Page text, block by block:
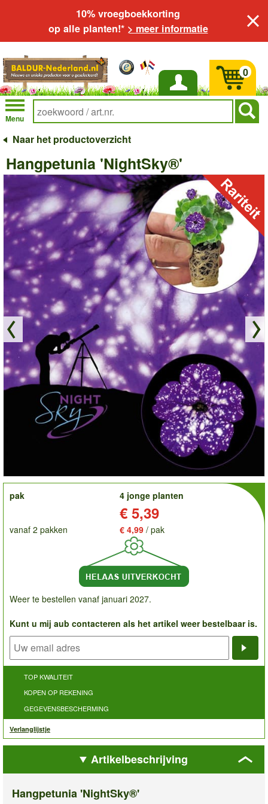
10% vroegboekkorting
op alle planten!* > meer informatie
Inloggen
Menu
0
Naar het productoverzicht
Hangpetunia 'NightSky®'
order
pak
4 jonge planten
€ 5,39
vanaf 2 pakken € 4,99 / pak
Weer te bestellen vanaf januari 2027.
Kunt u mij aub contacteren als het artikel weer bestelbaar is.
TOP KWALITEIT
KOPEN OP REKENING
GEGEVENSBESCHERMING
Verlanglijstje
Artikelbeschrijving
Hangpetunia 'NightSky®'